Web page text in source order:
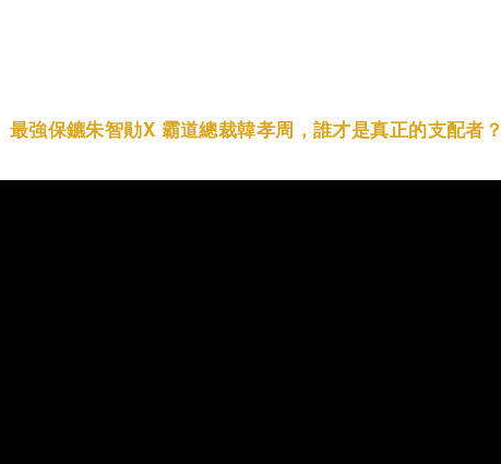
最強保鑣朱智勛X 霸道總裁韓孝周，誰才是真正的支配者